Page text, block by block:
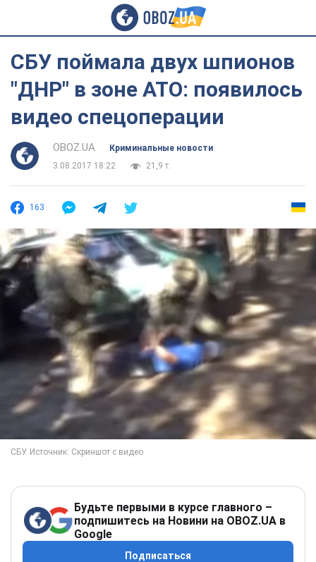
СБУ поймала двух шпионов
"ДНР" в зоне АТО: появилось
видео спецоперации
OBOZ.UA
Криминальные новости
3.08.2017 18:22
21,9 т.
163
Будьте первыми в курсе главного –
подпишитесь на Новини на OBOZ.UA в
Google
Подписаться